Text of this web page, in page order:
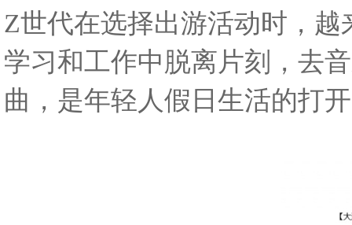
Z世代在选择出游活动时，
学习和工作中脱离片刻，去
曲，是年轻人假日生活的打